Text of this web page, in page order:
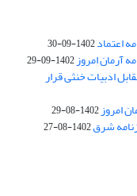
اعتماد1402-09-30
آرمان امروز1402-09-29
ادبیات خنثی قرار
امروز1402-08-29
شرق1402-08-27